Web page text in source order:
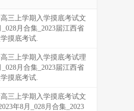
三上学期入学摸底考试文
月合集_2023届江西省
摸底考试.
三上学期入学摸底考试理
月合集_2023届江西省
摸底考试.
三上学期入学摸底考试文
年8月_028月合集_2023